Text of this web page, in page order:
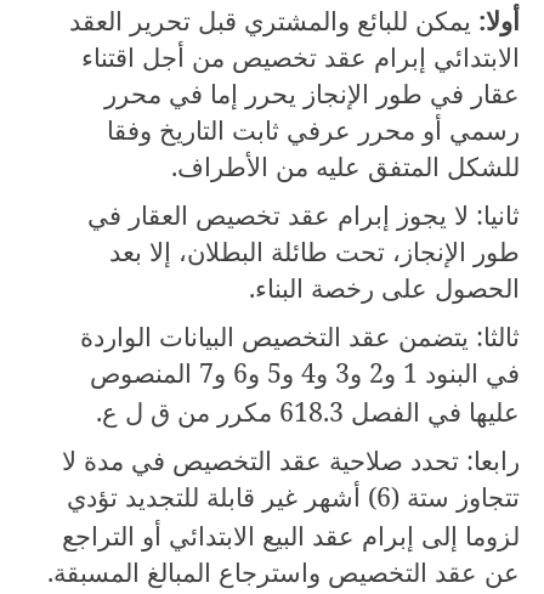
أولا:يمكن للبائع والمشتري قبل تحرير العقد
الابتدائي إبرام عقد تخصيص من أجل اقتناء
عقار في طور الإنجاز يحرر إما في محرر
رسمي أو محرر عرفي ثابت التاريخ وفقا
للشكل المتفق عليه من الأطراف.
ثانيا: لا يجوز إبرام عقد تخصيص العقار في
طور الإنجاز، تحت طائلة البطلان، إلا بعد
الحصول على رخصة البناء.
ثالثا: يتضمن عقد التخصيص البيانات الواردة
في البنود 1و2و3و4و5و6و7المنصوص
عليها في الفصل 618.3مكرر من ق ل ع.
رابعا: تحدد صلاحية عقد التخصيص في مدة لا
تتجاوز ستة (6) أشهر غير قابلة للتجديد تؤدي
لزوما إلى إبرام عقد البيع الابتدائي أو التراجع
عن عقد التخصيص واسترجاع المبالغ المسبقة.